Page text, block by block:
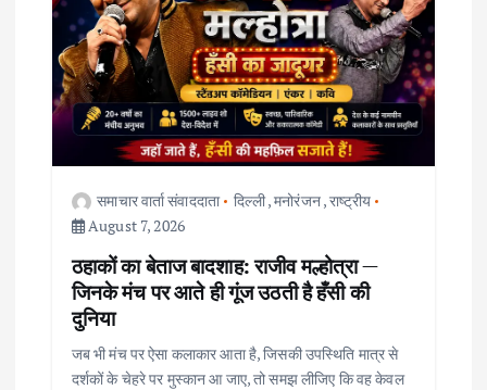
g
a
t
समाचार वार्ता संवाददाता दिल्ली,मनोरंजन,राष्ट्रीय
August 7, 2026
ठहाकों का बेताज बादशाह: राजीव मल्होत्रा —
जिनके मंच पर आते ही गूंज उठती है हँसी की
दुनिया
जब भी मंच पर ऐसा कलाकार आता है, जिसकी उपस्थिति मात्र से
दर्शकों के चेहरे पर मुस्कान आ जाए, तो समझ लीजिए कि वह केवल